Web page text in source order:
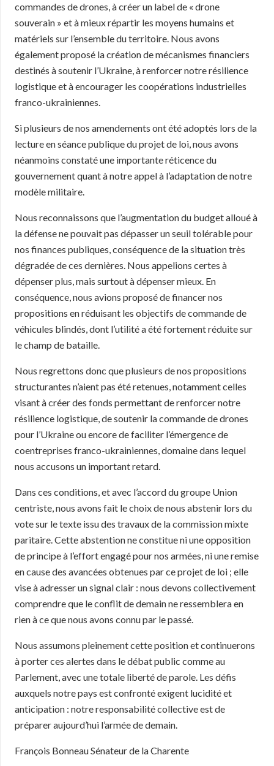
commandes de drones, à créer un label de « drone
souverain » et à mieux répartir les moyens humains et
matériels sur l’ensemble du territoire. Nous avons
également proposé la création de mécanismes financiers
destinés à soutenir l’Ukraine, à renforcer notre résilience
logistique et à encourager les coopérations industrielles
franco-ukrainiennes.
Si plusieurs de nos amendements ont été adoptés lors de la
lecture en séance publique du projet de loi, nous avons
néanmoins constaté une importante réticence du
gouvernement quant à notre appel à l’adaptation de notre
modèle militaire.
Nous reconnaissons que l’augmentation du budget alloué à
la défense ne pouvait pas dépasser un seuil tolérable pour
nos finances publiques, conséquence de la situation très
dégradée de ces dernières. Nous appelions certes à
dépenser plus, mais surtout à dépenser mieux. En
conséquence, nous avions proposé de financer nos
propositions en réduisant les objectifs de commande de
véhicules blindés, dont l’utilité a été fortement réduite sur
le champ de bataille.
Nous regrettons donc que plusieurs de nos propositions
structurantes n’aient pas été retenues, notamment celles
visant à créer des fonds permettant de renforcer notre
résilience logistique, de soutenir la commande de drones
pour l’Ukraine ou encore de faciliter l’émergence de
coentreprises franco-ukrainiennes, domaine dans lequel
nous accusons un important retard.
Dans ces conditions, et avec l’accord du groupe Union
centriste, nous avons fait le choix de nous abstenir lors du
vote sur le texte issu des travaux de la commission mixte
paritaire. Cette abstention ne constitue ni une opposition
de principe à l’effort engagé pour nos armées, ni une remise
en cause des avancées obtenues par ce projet de loi ; elle
vise à adresser un signal clair : nous devons collectivement
comprendre que le conflit de demain ne ressemblera en
rien à ce que nous avons connu par le passé.
Nous assumons pleinement cette position et continuerons
à porter ces alertes dans le débat public comme au
Parlement, avec une totale liberté de parole. Les défis
auxquels notre pays est confronté exigent lucidité et
anticipation : notre responsabilité collective est de
préparer aujourd’hui l’armée de demain.
François Bonneau Sénateur de la Charente